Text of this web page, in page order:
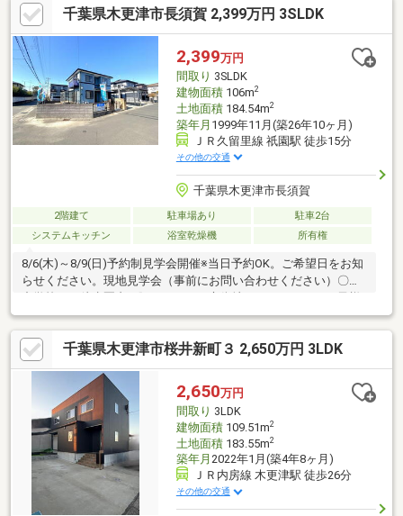
千葉県木更津市長須賀 2,399万円 3SLDK
2,399万円
間取り 3SLDK
建物面積106m2
土地面積184.54m2
築年月 1999年11月(築26年10ヶ月)
ＪＲ久留里線 祇園駅 徒歩15分
その他の交通
千葉県木更津市長須賀
2階建て 駐車場あり
駐車2台
システムキッチン
浴室乾燥機 所有権
8/6(木)～8/9(日)予約制見学会開催※当日予約OK。ご希望日をお知
らせください。現地見学会（事前にお問い合わせください）〇小
中学校まで徒歩圏内で賑わいのある市街地エリアのため、お子様
の通学にも安心ですね。〇JR内房線木更津駅までも約1.8km、徒
歩で23分ほどの距離になります。電車でのお出かけはもちろん、
木更津駅から出ている高速バスの利用にも便利です。〇平坦でき
れいな土地の形をしているため、駐車場の増設や倉庫の設置、家
庭菜園など様々な活躍が期待できるお庭ですね。〇内装リフォー
ム床材交換、照明交換、防蟻工事、クロス張替、水回り設備交換
ハウスクリーニン
千葉県木更津市桜井新町３ 2,650万円 3LDK
2,650万円
間取り 3LDK
建物面積109.51m2
土地面積183.55m2
築年月 2022年1月(築4年8ヶ月)
ＪＲ内房線 木更津駅 徒歩26分
その他の交通